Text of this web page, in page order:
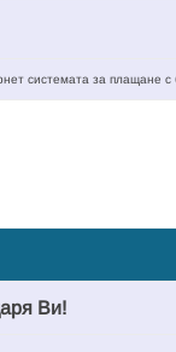
системата за плащане с
Ви!